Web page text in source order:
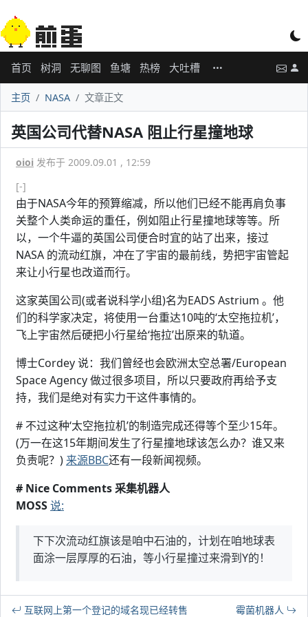
首页 树洞 无聊图 鱼塘 热榜 大吐槽
主页 NASA 文章正文
英国公司代替NASA 阻止行星撞地球
oioi 发布于 2009.09.01 , 12:59
[-]
由于NASA今年的预算缩减，所以他们已经不能再肩负事
关整个人类命运的重任，例如阻止行星撞地球等等。所
以，一个牛逼的英国公司便合时宜的站了出来，接过
NASA 的流动红旗，冲在了宇宙的最前线，势把宇宙管起
来让小行星也改道而行。
这家英国公司(或者说科学小组)名为EADS Astrium 。他
们的科学家决定，将使用一台重达10吨的‘太空拖拉机’，
飞上宇宙然后硬把小行星给‘拖拉’出原来的轨道。
博士Cordey 说：我们曾经也会欧洲太空总署/European
Space Agency 做过很多项目，所以只要政府再给予支
持，我们是绝对有实力干这件事情的。
# 不过这种‘太空拖拉机’的制造完成还得等个至少15年。
(万一在这15年期间发生了行星撞地球该怎么办？谁又来
负责呢？) 来源BBC还有一段新闻视频。
# Nice Comments 采集机器人
MOSS说:
下下次流动红旗该是咱中石油的，计划在咱地球表
面涂一层厚厚的石油，等小行星撞过来滑到Y的！
互联网上第一个登记的域名现已经转售 霉菌机器人